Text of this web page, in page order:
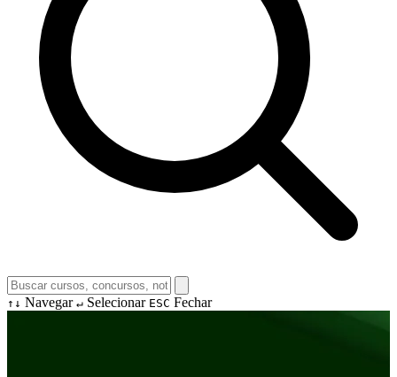
↑↓ Navegar ↵ Selecionar ESC Fechar